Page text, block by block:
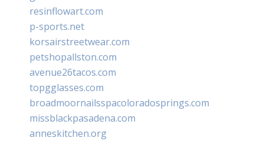
resinflowart.com
p-sports.net
korsairstreetwear.com
petshopallston.com
avenue26tacos.com
topgglasses.com
broadmoornailsspacoloradosprings.com
missblackpasadena.com
anneskitchen.org